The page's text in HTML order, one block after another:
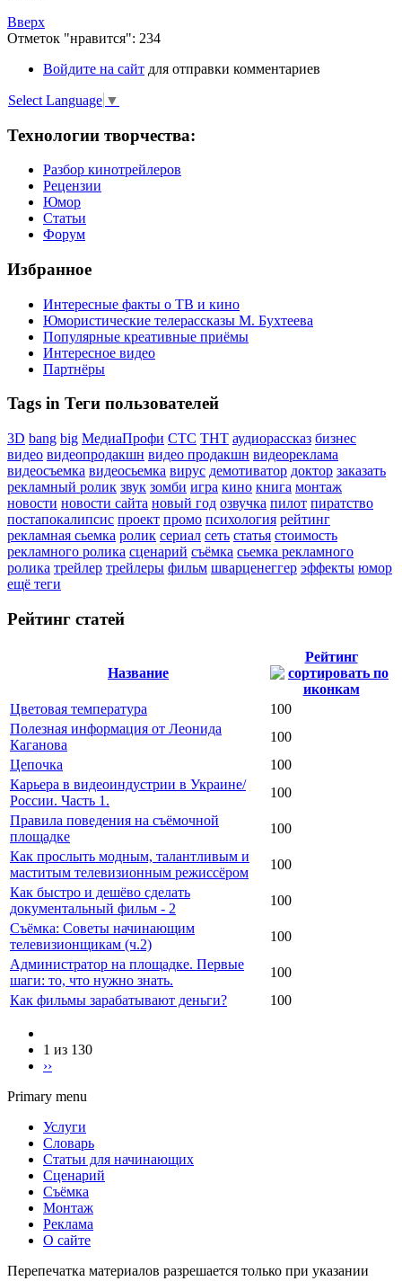
Вверх
Отметок "нравится": 234
Войдите на сайт для отправки комментариев
Select Language ▼
Технологии творчества:
Разбор кинотрейлеров
Рецензии
Юмор
Статьи
Форум
Избранное
Интересные факты о ТВ и кино
Юмористические телерассказы М. Бухтеева
Популярные креативные приёмы
Интересное видео
Партнёры
Tags in Теги пользователей
3D bang big МедиаПрофи СТС ТНТ аудиорассказ бизнес
видео видеопродакшн видео продакшн видеореклама
видеосъемка видеосьемка вирус демотиватор доктор заказать
рекламный ролик звук зомби игра кино книга монтаж
новости новости сайта новый год озвучка пилот пиратство
постапокалипсис проект промо психология рейтинг
рекламная сьемка ролик сериал сеть статья стоимость
рекламного ролика сценарий съёмка сьемка рекламного
ролика трейлер трейлеры фильм шварценеггер эффекты юмор
ещё теги
Рейтинг статей
Название
Рейтинг
Цветовая температура
100
Полезная информация от Леонида
Каганова
100
Цепочка
100
Карьера в видеоиндустрии в Украине/
России. Часть 1.
100
Правила поведения на съёмочной
площадке
100
Как прослыть модным, талантливым и
маститым телевизионным режиссёром
100
Как быстро и дешёво сделать
документальный фильм - 2
100
Съёмка: Советы начинающим
телевизионщикам (ч.2)
100
Администратор на площадке. Первые
шаги: то, что нужно знать.
100
Как фильмы зарабатывают деньги?
100
1 из 130
››
Primary menu
Услуги
Словарь
Статьи для начинающих
Сценарий
Съёмка
Монтаж
Реклама
О сайте
Перепечатка материалов разрешается только при указании